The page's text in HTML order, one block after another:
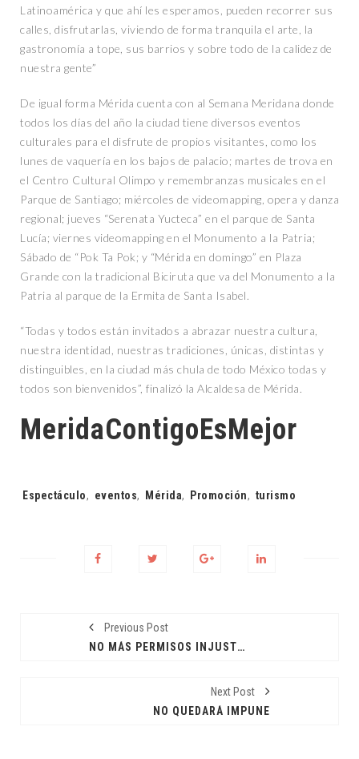
Latinoamérica y que ahí les esperamos, pueden recorrer sus
calles, disfrutarlas, viviendo de forma tranquila el arte, la
gastronomía a tope, sus barrios y sobre todo de la calidez de
nuestra gente”
De igual forma Mérida cuenta con al Semana Meridana donde
todos los días del año la ciudad tiene diversos eventos
culturales para el disfrute de propios visitantes, como los
lunes de vaquería en los bajos de palacio; martes de trova en
el Centro Cultural Olimpo y remembranzas musicales en el
Parque de Santiago; miércoles de videomapping, opera y danza
regional; jueves “Serenata Yucteca” en el parque de Santa
Lucía; viernes videomapping en el Monumento a la Patria;
Sábado de “Pok Ta Pok; y “Mérida en domingo” en Plaza
Grande con la tradicional Biciruta que va del Monumento a la
Patria al parque de la Ermita de Santa Isabel.
“Todas y todos están invitados a abrazar nuestra cultura,
nuestra identidad, nuestras tradiciones, únicas, distintas y
distinguibles, en la ciudad más chula de todo México todas y
todos son bienvenidos”, finalizó la Alcaldesa de Mérida.
MeridaContigoEsMejor
Tags:
Espectáculo, eventos, Mérida, Promoción, turismo
Previous Post
NO MÁS PERMISOS INJUSTIFICADOS
Next Post
NO QUEDARÁ IMPUNE